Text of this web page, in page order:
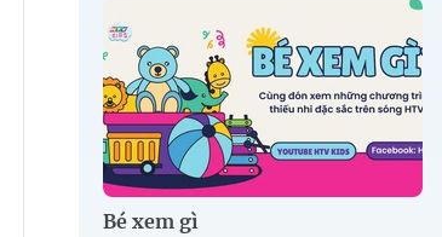
Bé xem gì